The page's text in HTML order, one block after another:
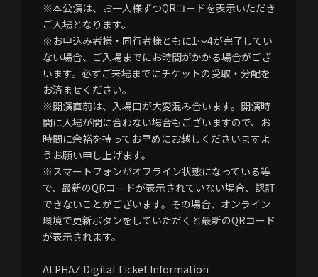
※本公演は、お一人様ずつQRコードを表示いただき
ご入場となります。
※お申込み者様・同行者様ともに1～4が完了してい
ない場合、ご入場までにお時間がかかる場合がござ
います。必ずご来場までにチケットの受取・分配を
お済ませください。
※開演直前は、入場口が大変混み合います。開演時
間に入場が間に合わない場合もございますので、お
時間に余裕を持ってお早めにお越しくださいますよ
うお願い申し上げます。
※スマートフォンがオフライン状態になっている等
で、最新のQRコードが表示されていない場合、認証
できないことがございます。その場合、オンライン
環境で更新ボタンをしていただくと最新のQRコード
が表示されます。
ALPHAZ Digital Ticket Information